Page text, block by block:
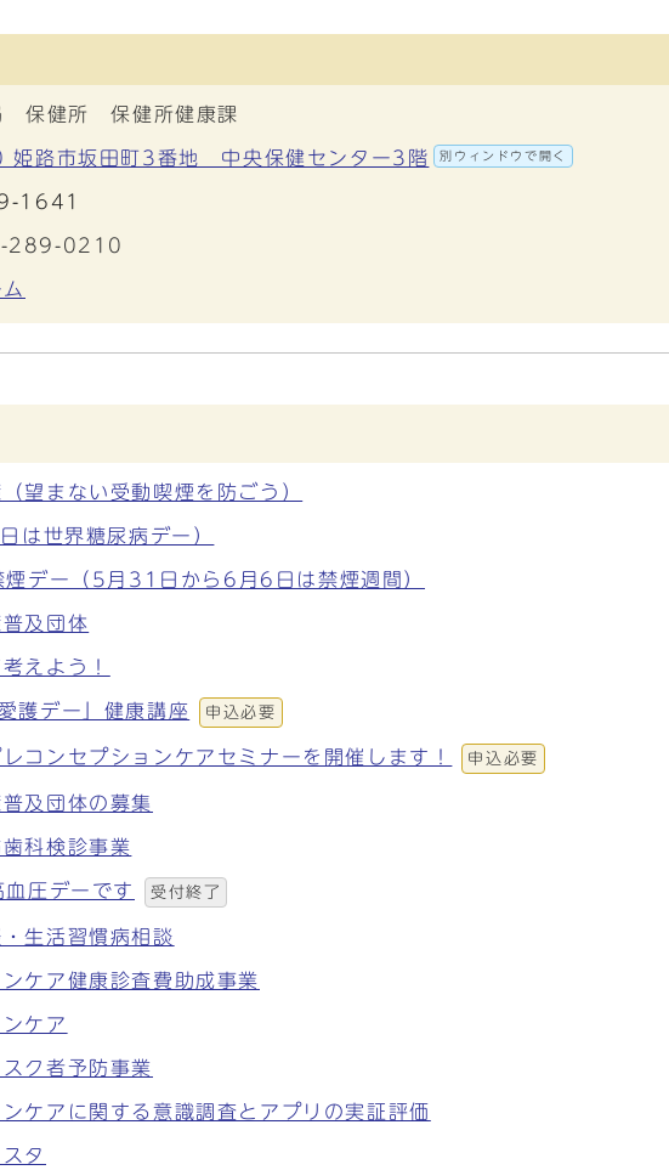
保健所 保健所健康課
路市坂田町3番地 中央保健センター3階 別ウィンドウで開く
1641
289-0210
望まない受動喫煙を防ごう）
は世界糖尿病デー）
デー（5月31日から6月6日は禁煙週間）
及団体
えよう！
護デー」健康講座 申込必要
レコンセプションケアセミナーを開催します！ 申込必要
及団体の募集
科検診事業
圧デーです 受付終了
生活習慣病相談
ケア健康診査費助成事業
ケア
ク者予防事業
ケアに関する意識調査とアプリの実証評価
タ